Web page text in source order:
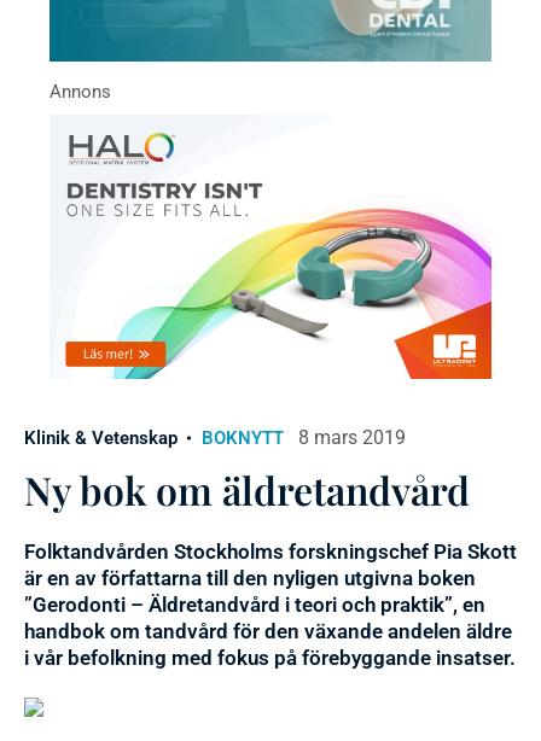
Klinik & Vetenskap BOKNYTT 8 mars 2019
Ny bok om äldretandvård
Folktandvården Stockholms forskningschef Pia Skott
är en av författarna till den nyligen utgivna boken
”Gerodonti – Äldretandvård i teori och praktik”, en
handbok om tandvård för den växande andelen äldre
i vår befolkning med fokus på förebyggande insatser.